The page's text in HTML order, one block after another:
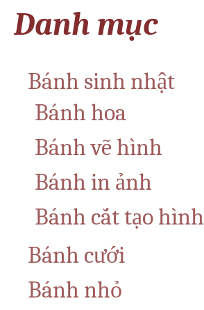
Danh mục
Bánh sinh nhật
Bánh hoa
Bánh vẽ hình
Bánh in ảnh
Bánh cắt tạo hình
Bánh cưới
Bánh nhỏ